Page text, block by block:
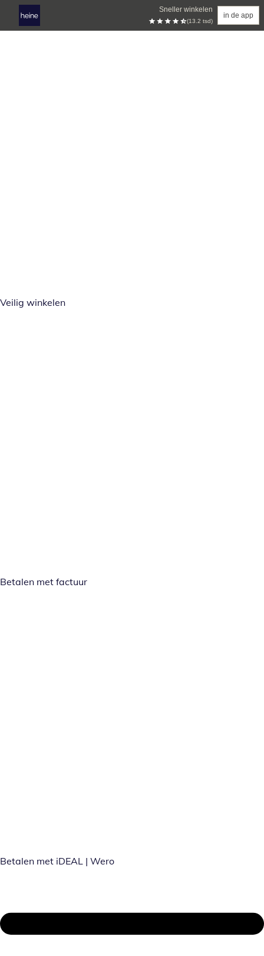
Sneller winkelen
(13.2 tsd)
in de app
Veilig winkelen
Betalen met factuur
Betalen met iDEAL | Wero